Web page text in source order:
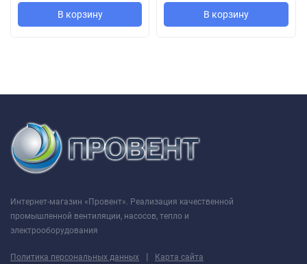
В корзину В корзину
Интернет-магазин «Провент». Реализация качественной
промышленной вентиляции, насосов, тепло и
электрооборудования
Политика персональных данных | Карта сайта